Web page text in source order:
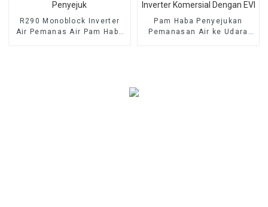
R290 Monoblock Inverter
Air Pemanas Air Pam Haba
Pam Haba Penyejukan
Pemanasan Air ke Udara